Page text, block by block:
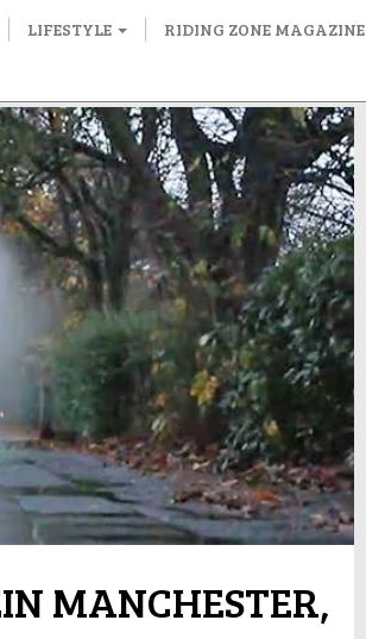
LIFESTYLE RIDING ZONE MAGAZINE
MANCHESTER,